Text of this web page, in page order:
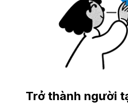
Trở thành người